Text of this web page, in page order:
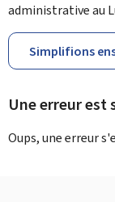
administrative au
Simplifions
Une erreur est
Oups, une erreur